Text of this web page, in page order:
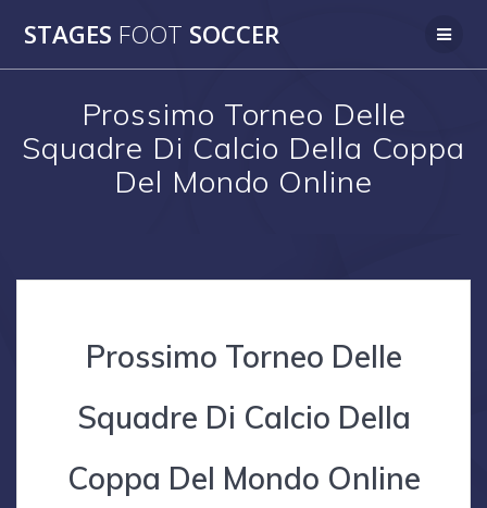
to
STAGES FOOT SOCCER
Prossimo Torneo Delle
Squadre Di Calcio Della Coppa
Del Mondo Online
Prossimo Torneo Delle
Squadre Di Calcio Della
Coppa Del Mondo Online